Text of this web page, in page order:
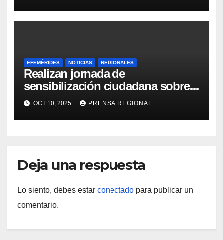
EFEMÉRIDES NOTICIAS REGIONALES
Realizan jornada de
sensibilización ciudadana sobre
Salud Mental en Amazonas
OCT 10, 2025 PRENSA REGIONAL
Deja una respuesta
Lo siento, debes estar conectado para publicar un
comentario.